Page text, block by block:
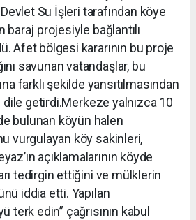
Su İşleri tarafından köye
baraj projesiyle bağlantılı
Afet bölgesi kararının bu proje
savunan vatandaşlar, bu
farklı şekilde yansıtılmasından
dile getirdi.Merkeze yalnızca 10
bulunan köyün halen
vurgulayan köy sakinleri,
açıklamalarının köyde
tedirgin ettiğini ve mülklerin
iddia etti. Yapılan
terk edin” çağrısının kabul